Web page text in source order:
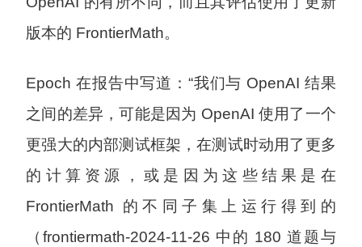
版本的 FrontierMath。
Epoch 在报告中写道：“我们与 OpenAI 结果
之间的差异，可能是因为 OpenAI 使用了一个
更强大的内部测试框架，在测试时动用了更多
的计算资源，或是因为这些结果是在
FrontierMath 的不同子集上运行得到的
（frontiermath-2024-11-26 中的 180 道题与